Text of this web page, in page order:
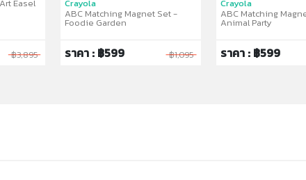
Easel
฿3,895
Crayola
ABC Matching Magnet Set -
Foodie Garden
ราคา : ฿599 ฿1,095
Crayola
ABC Matching
Animal Party
ราคา : ฿599